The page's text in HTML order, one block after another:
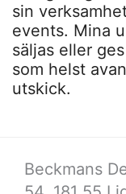
sin
events. Mina
säljas eller
som helst
utskick.
Beckmans